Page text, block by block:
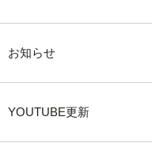
お知らせ
YOUTUBE更新